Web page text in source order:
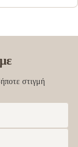
στιγμή